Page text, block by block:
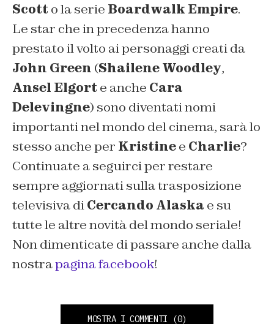
Scott o la serie Boardwalk Empire.
Le star che in precedenza hanno
prestato il volto ai personaggi creati da
John Green (Shailene Woodley,
Ansel Elgort e anche Cara
Delevingne) sono diventati nomi
importanti nel mondo del cinema, sarà lo
stesso anche per Kristinee Charlie?
Continuate a seguirci per restare
sempre aggiornati sulla trasposizione
televisiva diCercando Alaska e su
tutte le altre novità del mondo seriale!
Non dimenticate di passare anche dalla
nostrapagina facebook!
MOSTRA I COMMENTI (0)